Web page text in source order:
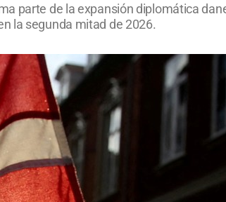
parte de la expansión diplomática
la segunda mitad de 2026.